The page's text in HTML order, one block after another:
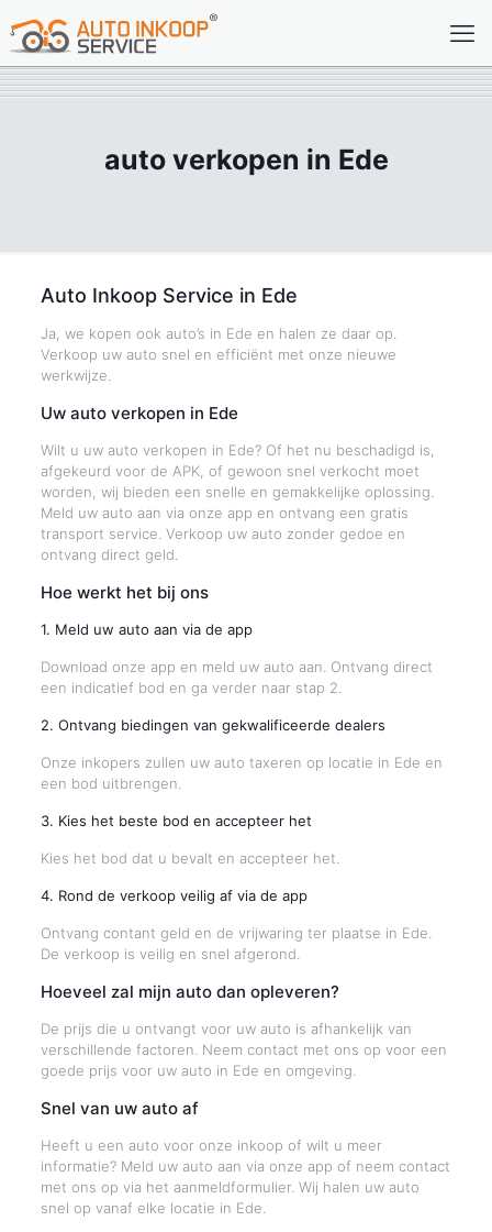
auto verkopen in Ede
Auto Inkoop Service in Ede
Ja, we kopen ook auto’s in Ede en halen ze daar op.
Verkoop uw auto snel en efficiënt met onze nieuwe
werkwijze.
Uw auto verkopen in Ede
Wilt u uw auto verkopen in Ede? Of het nu beschadigd is,
afgekeurd voor de APK, of gewoon snel verkocht moet
worden, wij bieden een snelle en gemakkelijke oplossing.
Meld uw auto aan via onze app en ontvang een gratis
transport service. Verkoop uw auto zonder gedoe en
ontvang direct geld.
Hoe werkt het bij ons
1. Meld uw auto aan via de app
Download onze app en meld uw auto aan. Ontvang direct
een indicatief bod en ga verder naar stap 2.
2. Ontvang biedingen van gekwalificeerde dealers
Onze inkopers zullen uw auto taxeren op locatie in Ede en
een bod uitbrengen.
3. Kies het beste bod en accepteer het
Kies het bod dat u bevalt en accepteer het.
4. Rond de verkoop veilig af via de app
Ontvang contant geld en de vrijwaring ter plaatse in Ede.
De verkoop is veilig en snel afgerond.
Hoeveel zal mijn auto dan opleveren?
De prijs die u ontvangt voor uw auto is afhankelijk van
verschillende factoren. Neem contact met ons op voor een
goede prijs voor uw auto in Ede en omgeving.
Snel van uw auto af
Heeft u een auto voor onze inkoop of wilt u meer
informatie? Meld uw auto aan via onze app of neem contact
met ons op via het aanmeldformulier. Wij halen uw auto
snel op vanaf elke locatie in Ede.